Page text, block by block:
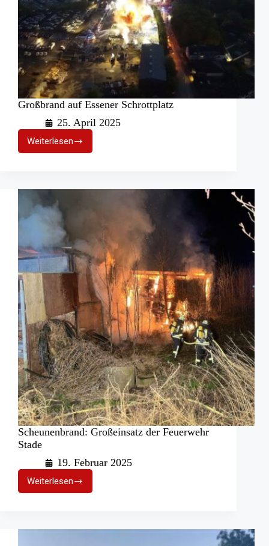
Großbrand auf Essener Schrottplatz
25. April 2025
WeiterlesenGroßbrand
auf
Scheunenbrand: Großeinsatz der Feuerwehr
Stade
19. Februar 2025
WeiterlesenScheunenbrand:
Großeinsatz
Stade